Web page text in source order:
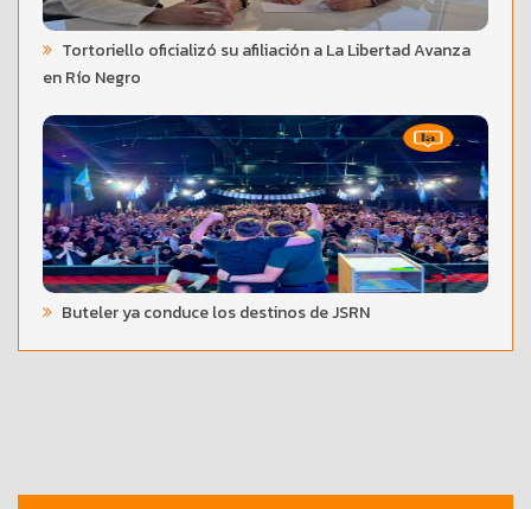
Tortoriello oficializó su afiliación a La Libertad Avanza
en Río Negro
Buteler ya conduce los destinos de JSRN